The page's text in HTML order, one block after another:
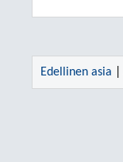
Edellinen asia